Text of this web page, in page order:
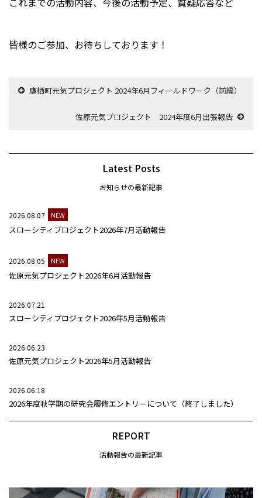
皆様のご参加、お待ちしております！
鷹栖町元気プロジェクト 2024年6月フィールドワーク（前編）
佐原元気プロジェクト 2024年度6月出張報告
Latest Posts
お知らせの最新記事
2026.08.07 NEW
スローシティプロジェクト2026年7月活動報告
2026.08.05 NEW
佐原元気プロジェクト2026年6月活動報告
2026.07.21
スローシティプロジェクト2026年5月活動報告
2026.06.23
佐原元気プロジェクト2026年5月活動報告
2026.06.18
2026年度秋学期の研究会履修エントリーについて（終了しました）
REPORT
活動報告の最新記事